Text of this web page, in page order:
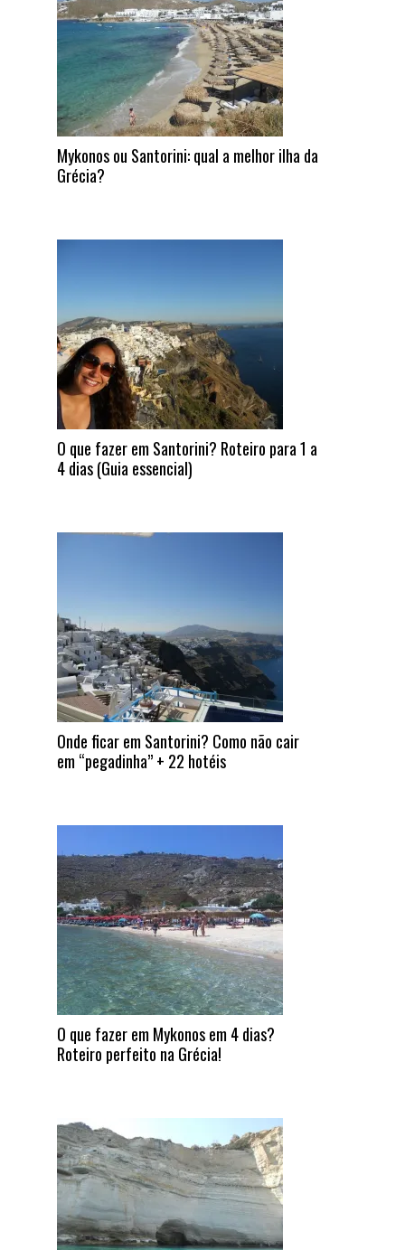
Mykonos ou Santorini: qual a melhor ilha da
Grécia?
O que fazer em Santorini? Roteiro para 1 a
4 dias (Guia essencial)
Onde ficar em Santorini? Como não cair
em “pegadinha” + 22 hotéis
O que fazer em Mykonos em 4 dias?
Roteiro perfeito na Grécia!